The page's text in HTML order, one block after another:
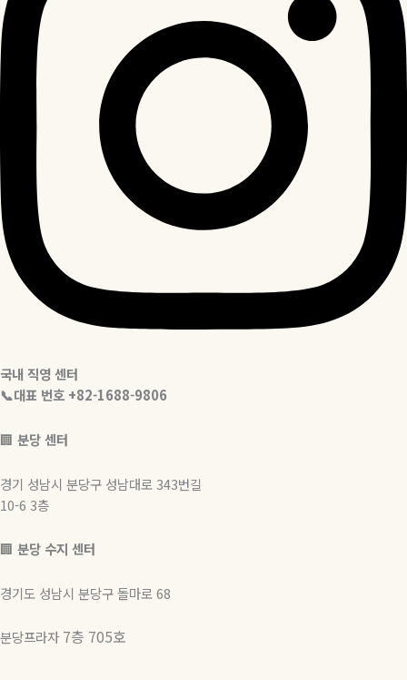
국내 직영 센터
📞대표 번호 +82-1688-9806
🏢 분당 센터
경기 성남시 분당구 성남대로 343번길
10-6 3층
🏢 분당 수지 센터
경기도 성남시 분당구 돌마로 68
분당프라자 7층 705호